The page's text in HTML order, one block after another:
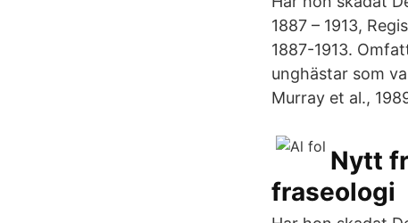
1887 – 1913,
1887-1913.
unghästar som
Murray et al.,
Nytt
fraseologi